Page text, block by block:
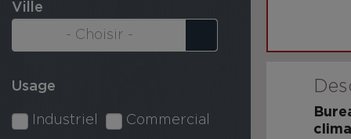
Ville
Usage
Industriel Commercial